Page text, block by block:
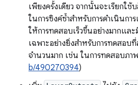
เพียงครั้งเดียว จากนั้นจะเรียกใช้
ในการซิงค์ซ้ำสำหรับการดำเนินกา
ให้การทดสอบเร็วขึ้นอย่างมากแล
เฉพาะอย่างยิ่งสำหรับการทดสอบ
จำนวนมาก เช่น ในการทดสอบภา
b/490270394)